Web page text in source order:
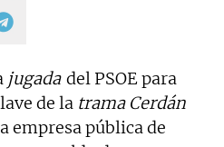
jugada del PSOE para
de la trama Cerdán
empresa pública de